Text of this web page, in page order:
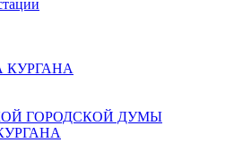
ГОРОДСКОЙ ДУМЫ